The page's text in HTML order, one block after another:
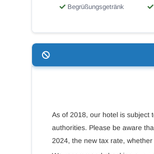
Begrüßungsgetränk
As of 2018, our hotel is subject
authorities. Please be aware
2024, the new tax rate,